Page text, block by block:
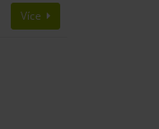
Více